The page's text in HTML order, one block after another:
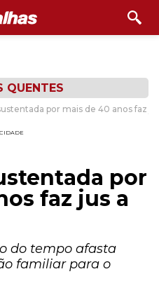
QUENTES
por mais de 40 anos faz
por
faz jus a
do tempo afasta
familiar para o